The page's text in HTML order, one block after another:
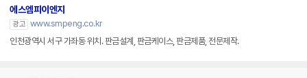
에스엠피이엔지
광고 www.smpeng.co.kr
인천광역시 서구 가좌동 위치. 판금설계, 판금케이스, 판금제품, 전문제작.